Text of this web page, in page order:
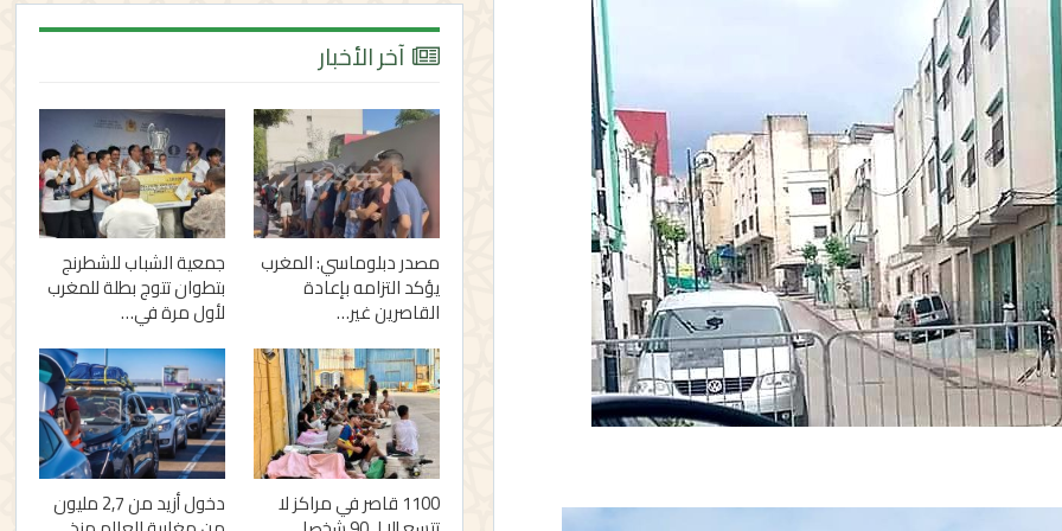
آخر الأخبار
مصدر دبلوماسي: المغرب
يؤكد التزامه بإعادة
القاصرين غير…
جمعية الشباب للشطرنج
بتطوان تتوج بطلة للمغرب
لأول مرة في…
1100 قاصر في مراكز لا دخول أزيد من 2,7 مليون